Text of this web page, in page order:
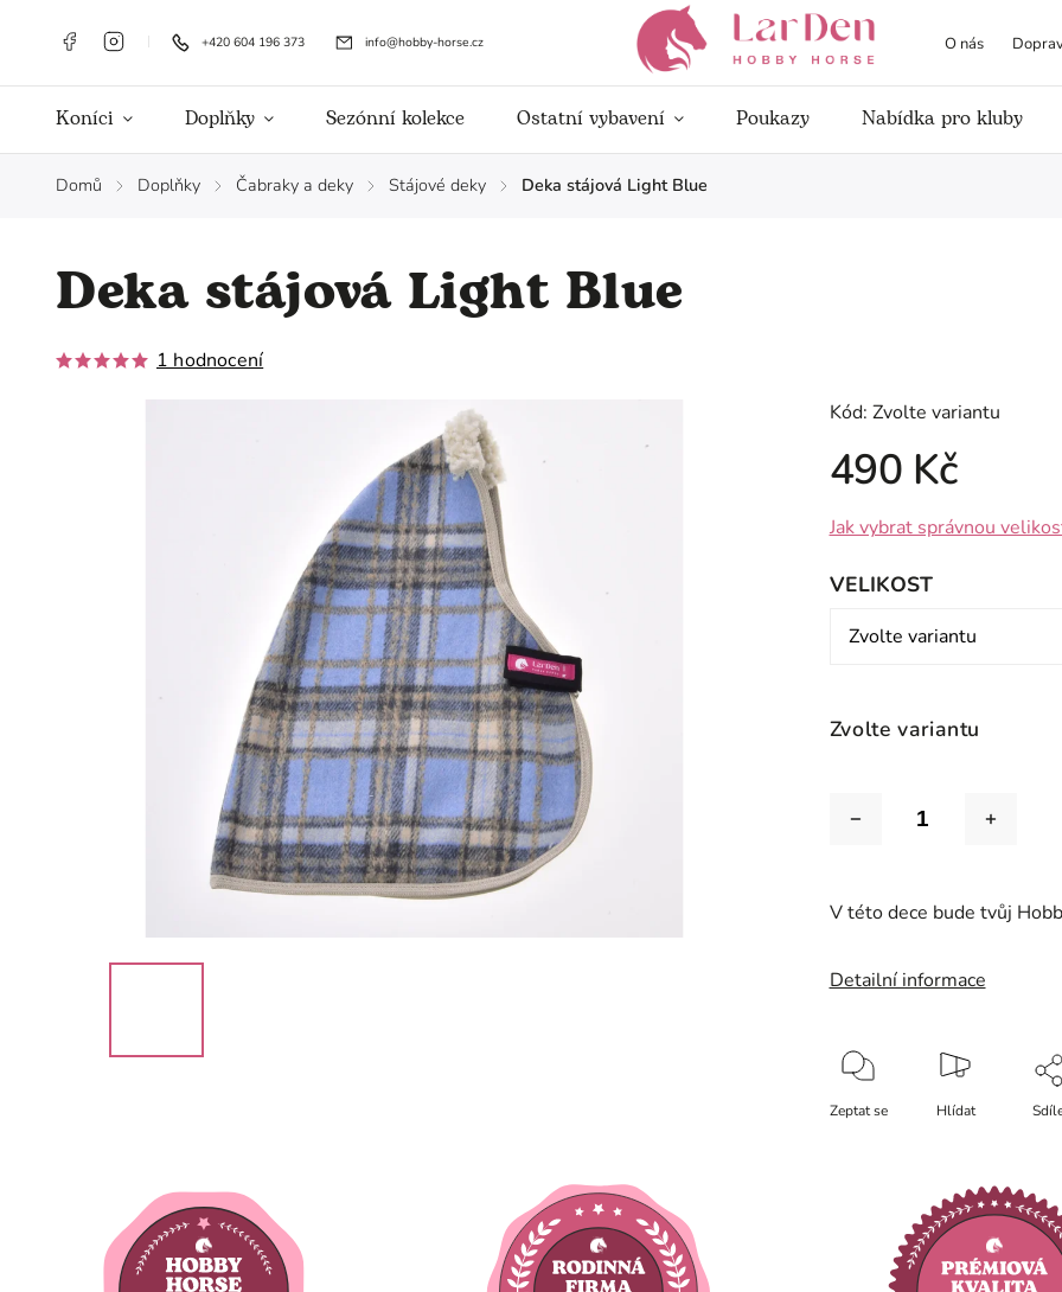
+420 604 196 373 info@hobby-horse.cz O nás
Koníci Doplňky Sezónní kolekce Ostatní vybavení Poukazy Nabídka pro kluby
Domů / Doplňky / Čabraky a deky / Stájové deky / Deka stájová Light Blue
Deka stájová Light Blue
1 hodnocení
Kód: Zvolte variantu
490 Kč
Zvolte variantu
Jak vybrat správnou
VELIKOST
V této dece bude tvůj
Detailní informace
Zeptat se Hlídat